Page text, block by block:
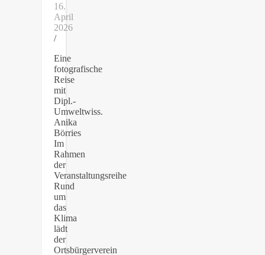
16.
April
2026
/
Eine
fotografische
Reise
mit
Dipl.-
Umweltwiss.
Anika
Börries
Im
Rahmen
der
Veranstaltungsreihe
Rund
um
das
Klima
lädt
der
Ortsbürgerverein